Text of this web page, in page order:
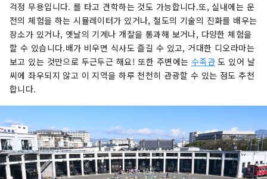
걱정 무용입니다. 를 타고 견학하는 것도 가능합니다.또, 실내에는 운
전의 체험을 하는 시뮬레이터가 있거나, 철도의 기술의 진화를 배우는
장소가 있거나, 옛날의 기계나 개찰을 통과해 보거나, 다양한 체험을
할 수 있습니다.배가 비우면 식사도 즐길 수 있고, 거대한 디오라마는
보고 있는 것만으로 두근두근 해요! 또한 주변에는 수족관 도 있어 날
씨에 좌우되지 않고 이 지역을 하루 천천히 관광할 수 있는 점도 추천
합니다.